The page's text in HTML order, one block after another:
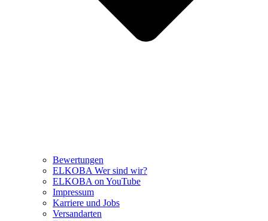
Bewertungen
ELKOBA Wer sind wir?
ELKOBA on YouTube
Impressum
Karriere und Jobs
Versandarten